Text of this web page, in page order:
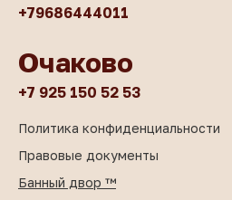
Правовые документы
Политика конфиденциальности
Банный двор ™
Очаково
+7 925 150 52 53
+79686444011